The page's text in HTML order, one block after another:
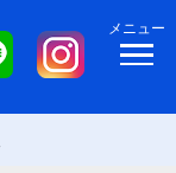
メニュー